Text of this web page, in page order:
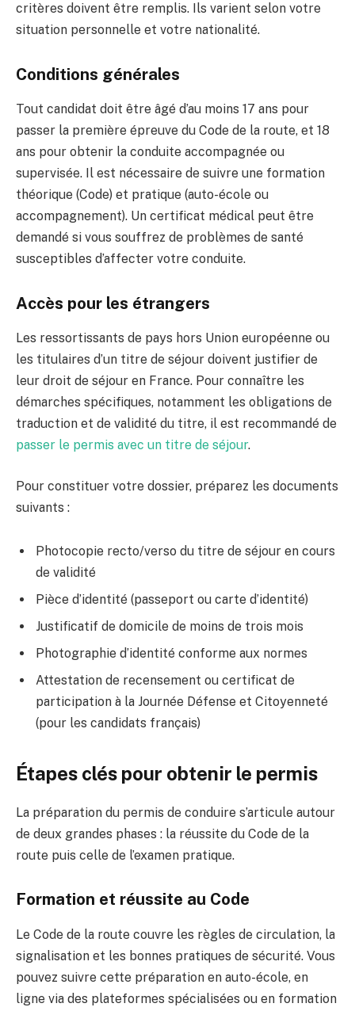
critères doivent être remplis. Ils varient selon votre
situation personnelle et votre nationalité.
Conditions générales
Tout candidat doit être âgé d’au moins 17 ans pour
passer la première épreuve du Code de la route, et 18
ans pour obtenir la conduite accompagnée ou
supervisée. Il est nécessaire de suivre une formation
théorique (Code) et pratique (auto-école ou
accompagnement). Un certificat médical peut être
demandé si vous souffrez de problèmes de santé
susceptibles d’affecter votre conduite.
Accès pour les étrangers
Les ressortissants de pays hors Union européenne ou
les titulaires d’un titre de séjour doivent justifier de
leur droit de séjour en France. Pour connaître les
démarches spécifiques, notamment les obligations de
traduction et de validité du titre, il est recommandé de
passer le permis avec un titre de séjour.
Pour constituer votre dossier, préparez les documents
suivants :
Photocopie recto/verso du titre de séjour en cours
de validité
Pièce d’identité (passeport ou carte d’identité)
Justificatif de domicile de moins de trois mois
Photographie d’identité conforme aux normes
Attestation de recensement ou certificat de
participation à la Journée Défense et Citoyenneté
(pour les candidats français)
Étapes clés pour obtenir le permis
La préparation du permis de conduire s’articule autour
de deux grandes phases : la réussite du Code de la
route puis celle de l’examen pratique.
Formation et réussite au Code
Le Code de la route couvre les règles de circulation, la
signalisation et les bonnes pratiques de sécurité. Vous
pouvez suivre cette préparation en auto-école, en
ligne via des plateformes spécialisées ou en formation